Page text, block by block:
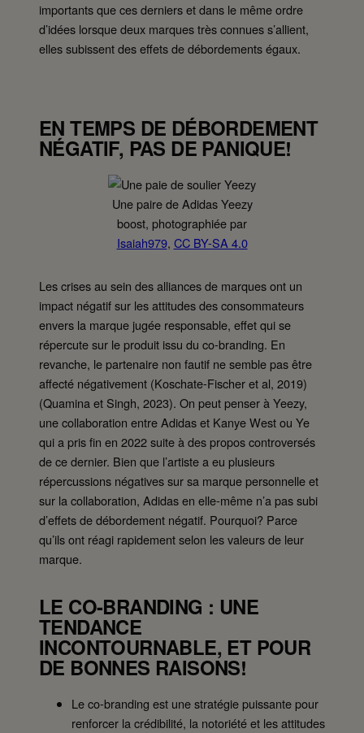
importants que ces derniers et dans le même ordre
d’idées lorsque deux marques très connues s’allient,
elles subissent des effets de débordements égaux.
EN TEMPS DE DÉBORDEMENT
NÉGATIF, PAS DE PANIQUE!
Une paire de Adidas Yeezy
boost, photographiée par
Isaiah979, CC BY-SA 4.0
Les crises au sein des alliances de marques ont un
impact négatif sur les attitudes des consommateurs
envers la marque jugée responsable, effet qui se
répercute sur le produit issu du co-branding. En
revanche, le partenaire non fautif ne semble pas être
affecté négativement (Koschate-Fischer et al, 2019)
(Quamina et Singh, 2023). On peut penser à Yeezy,
une collaboration entre Adidas et Kanye West ou Ye
qui a pris fin en 2022 suite à des propos controversés
de ce dernier. Bien que l’artiste a eu plusieurs
répercussions négatives sur sa marque personnelle et
sur la collaboration, Adidas en elle-même n’a pas subi
d’effets de débordement négatif. Pourquoi? Parce
qu’ils ont réagi rapidement selon les valeurs de leur
marque.
LE CO-BRANDING : UNE
TENDANCE
INCONTOURNABLE, ET POUR
DE BONNES RAISONS!
Le co-branding est une stratégie puissante pour
renforcer la crédibilité, la notoriété et les attitudes